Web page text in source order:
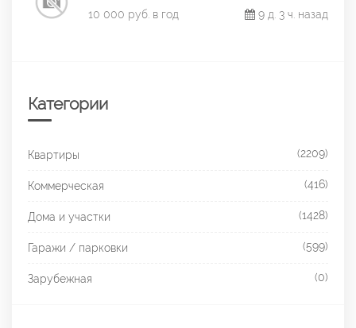
10 000 руб. в год
9 д. 3 ч. назад
Категории
Квартиры (2209)
Коммерческая (416)
Дома и участки (1428)
Гаражи / парковки (599)
Зарубежная (0)